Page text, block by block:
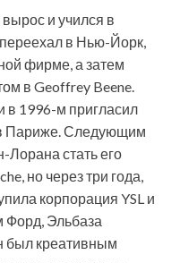
и учился в
в Нью-Йорк,
фирме, а затем
в Geoffrey Beene.
в 1996-м пригласил
в Париже. Следующим
стать его
но через три года,
корпорация YSL и
Форд, Эльбаза
был креативным